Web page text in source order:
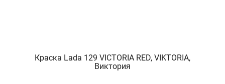
Краска Lada 129 VICTORIA RED, VIKTORIA,
Виктория